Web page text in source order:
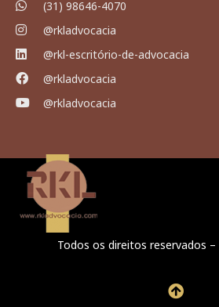
(31) 98646-4070
@rkladvocacia
@rkl-escritório-de-advocacia
@rkladvocacia
@rkladvocacia
Todos os direitos reservados –